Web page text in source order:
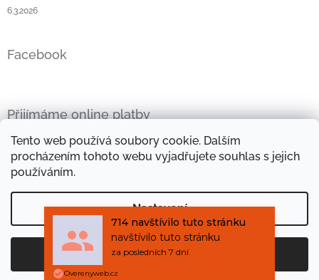
Tento web používá soubory cookie. Dalším
procházením tohoto webu vyjadřujete souhlas s jejich
používáním.
Nastavení
Souhlasím
6.3.2026
Facebook
Přijímáme online platby
Mini e-kniha zdarma
Objevte kouzlo afrických látek
Vytvořil Shoptet Copyright 2026 Africké příběhy
Mini e-kniha TAJEMNÝ PILOT zdarma
714 navštívilo tuto stránku
navštívilo tuto stránku
Overenyweb.cz